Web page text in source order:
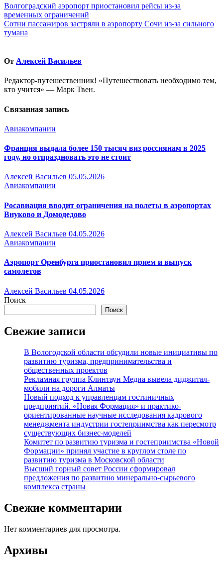
Навигация
по
записям
Волгоградский аэропорт приостановил рейсы из-за
временных ограничений
Сотни пассажиров застряли в аэропорту Сочи из-за сильного
тумана
От Алексей Васильев
Редактор-путешественник! «Путешествовать необходимо тем,
кто учится» — Марк Твен.
Связанная запись
Авиакомпании
Франция выдала более 150 тысяч виз россиянам в 2025
году, но отпраздновать это не стоит
Алексей Васильев 05.05.2026
Авиакомпании
Росавиация вводит ограничения на полеты в аэропортах
Внуково и Домодедово
Алексей Васильев 04.05.2026
Авиакомпании
Аэропорт Оренбурга приостановил прием и выпуск
самолетов
Алексей Васильев 04.05.2026
Поиск
Поиск
Свежие записи
В Вологодской области обсудили новые инициативы по
развитию туризма, предпринимательства и
общественных проектов
Рекламная группа Клинтаун Медиа вывела диджитал-
мобили на дороги Алматы
Новый подход к управленцам гостиничных
предприятий. «Новая Формация» и практико-
ориентированные научные исследования кадрового
менеджмента индустрии гостеприимства как пересмотр
существующих бизнес-моделей
Комитет по развитию туризма и гостеприимства «Новой
Формации» принял участие в круглом столе по
развитию туризма в Московской области
Высший горный совет России сформировал
предложения по развитию минерально-сырьевого
комплекса страны
Свежие комментарии
Нет комментариев для просмотра.
Архивы